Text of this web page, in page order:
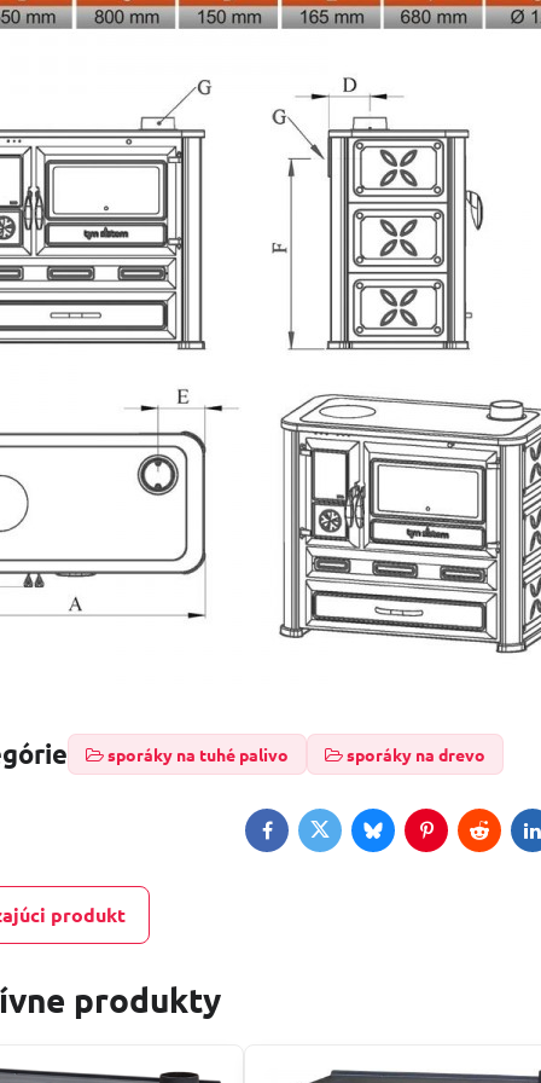
sporáky na tuhé palivo sporáky na drevo
FacebookTwitterBlueskyPinterestReddit
produkt
produkty